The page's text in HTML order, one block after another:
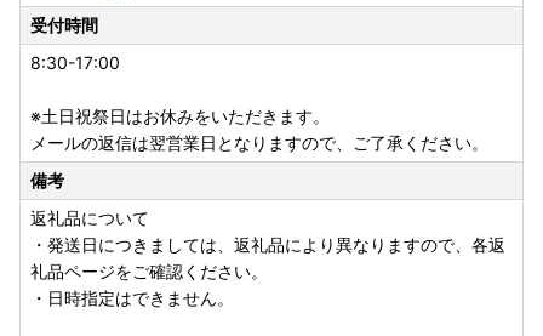
受付時間
8:30-17:00
※土日祝祭日はお休みをいただきます。
メールの返信は翌営業日となりますので、ご了承ください。
備考
返礼品について
・発送日につきましては、返礼品により異なりますので、各返
礼品ページをご確認ください。
・日時指定はできません。